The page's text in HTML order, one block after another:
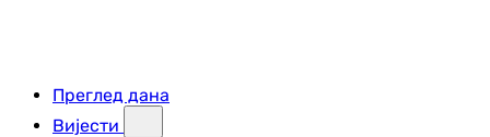
Преглед дана
Вијести